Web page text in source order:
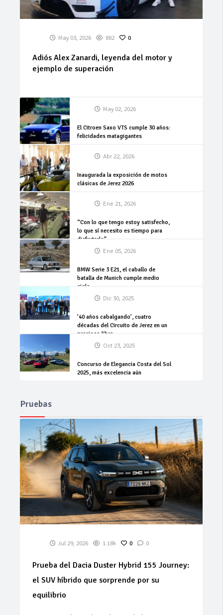
May 03, 2026 882 0
Adiós Alex Zanardi, leyenda del motor y
ejemplo de superación
May 02, 2026
El Citroen Saxo VTS cumple 30 años:
felicidades matagigantes
Abr 22, 2026
Inaugurada la exposición de motos
clásicas de Jerez 2026
Ene 21, 2026
“Con lo que tengo estoy satisfecho,
lo que sí necesito es tiempo para
disfrutarlo”
Ene 05, 2026
BMW Serie 3 E21, el caballo de
batalla de Munich cumple medio
siglo
Dic 30, 2025
’40 años cabalgando’, cuatro
décadas del Circuito de Jerez en un
precioso libro
Oct 23, 2025
Concurso de Elegancia Costa del Sol
2025, más excelencia aún
Pruebas
Jul 29, 2026 1.18k 0 0
Prueba del Dacia Duster Hybrid 155 Journey:
el SUV híbrido que sorprende por su
equilibrio